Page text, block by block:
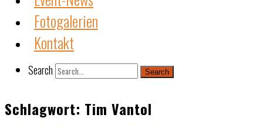
Fotogalerien
Kontakt
Search Search
Schlagwort: Tim Vantol